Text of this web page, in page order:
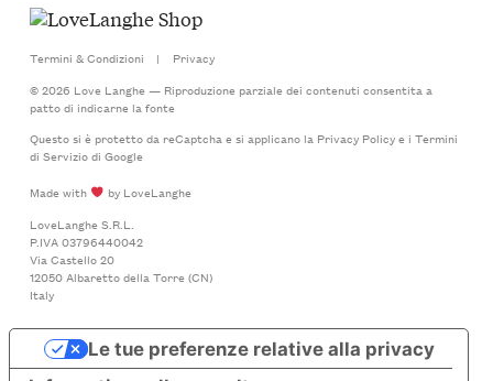
Termini & Condizioni |
Privacy
© 2026 Love Langhe — Riproduzione parziale dei contenuti consentita a
patto di indicarne la fonte
Questo si è protetto da reCaptcha e si applicano la Privacy Policye i Termini
di Serviziodi Google
Made with
by LoveLanghe
LoveLanghe S.R.L.
P.IVA 03796440042
Via Castello 20
12050 Albaretto della Torre (CN)
Italy
Le tue preferenze relative alla privacy